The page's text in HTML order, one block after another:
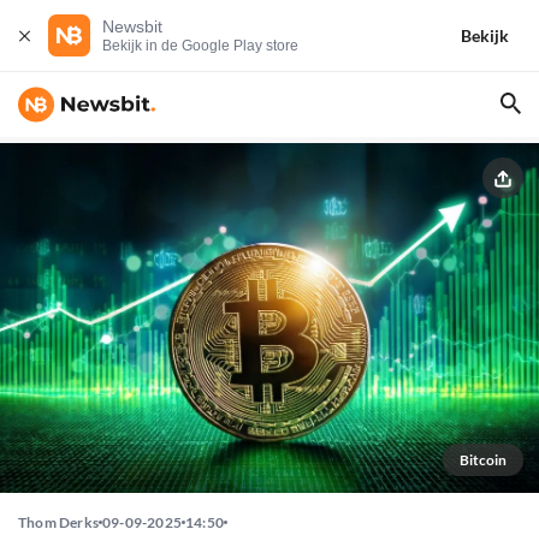
Newsbit
Bekijk in de Google Play store
Bekijk
Bitcoin
Thom Derks 09-09-2025 14:50